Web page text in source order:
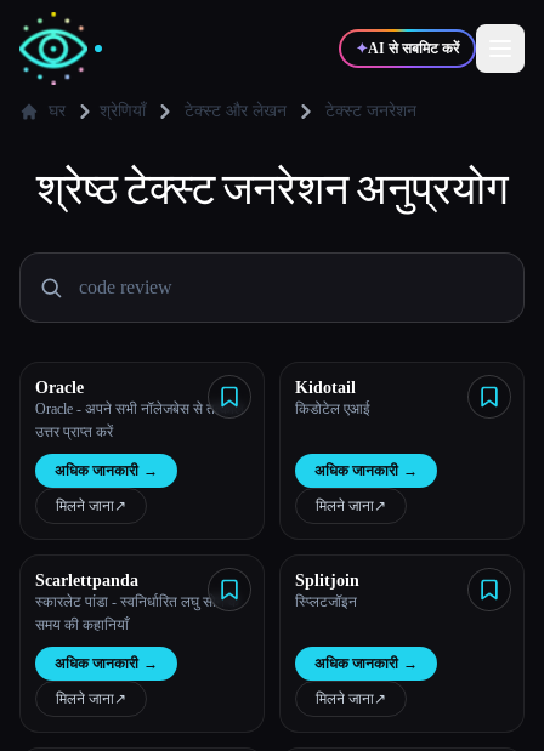
✦AI से सबमिट करें
✍️लेखक 🎨डिज़ाइनर
💻 📈
ब्लॉग
टूल्स की तुलना करें
सभी श्रेणियाँ
हमारे बारे में
घर श्रेणियाँ टेक्स्ट और लेखन टेक्स्ट जनरेशन
श्रेष्ठटेक्स्ट जनरेशनअनुप्रयोग
Oracle
Oracle - अपने सभी नॉलेजबेस से तत्काल
उत्तर प्राप्त करें
अधिक जानकारी →
मिलने जाना↗︎
Kidotail
किडोटेल एआई
अधिक जानकारी →
मिलने जाना↗︎
Scarlettpanda
स्कारलेट पांडा - स्वनिर्धारित लघु सोने के
समय की कहानियाँ
अधिक जानकारी →
मिलने जाना↗︎
Splitjoin
स्प्लिटजॉइन
अधिक जानकारी →
मिलने जाना↗︎